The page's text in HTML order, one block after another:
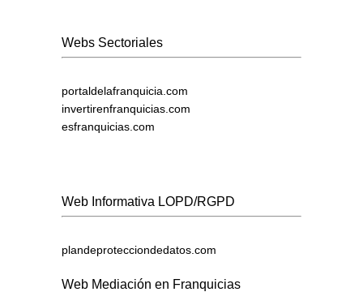
Webs Sectoriales
portaldelafranquicia.com
invertirenfranquicias.com
esfranquicias.com
Web Informativa LOPD/RGPD
plandeprotecciondedatos.com
Web Mediación en Franquicias